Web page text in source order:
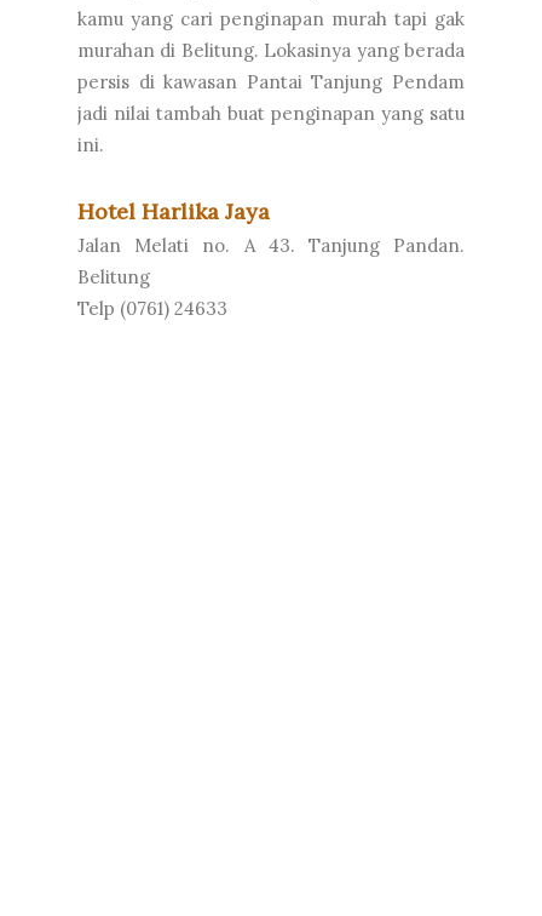
kamu yang cari penginapan murah tapi gak
murahan di Belitung. Lokasinya yang berada
persis di kawasan Pantai Tanjung Pendam
jadi nilai tambah buat penginapan yang satu
ini.
Hotel Harlika Jaya
Jalan Melati no. A 43. Tanjung Pandan.
Belitung
Telp (0761) 24633